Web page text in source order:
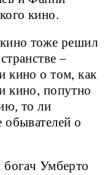
кино.
тоже решил
–
кино о том, как
кино, попутно
то ли
обывателей о
Умберто